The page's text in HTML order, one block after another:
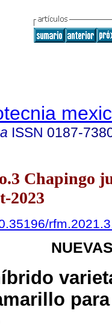
ISSN 0187-
Chapingo
2023